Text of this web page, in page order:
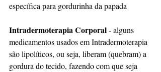
específica para gordurinha da papada
Intradermoterapia Corporal - alguns
medicamentos usados em Intradermoterapia
são lipolíticos, ou seja, liberam (quebram) a
gordura do tecido, fazendo com que seja